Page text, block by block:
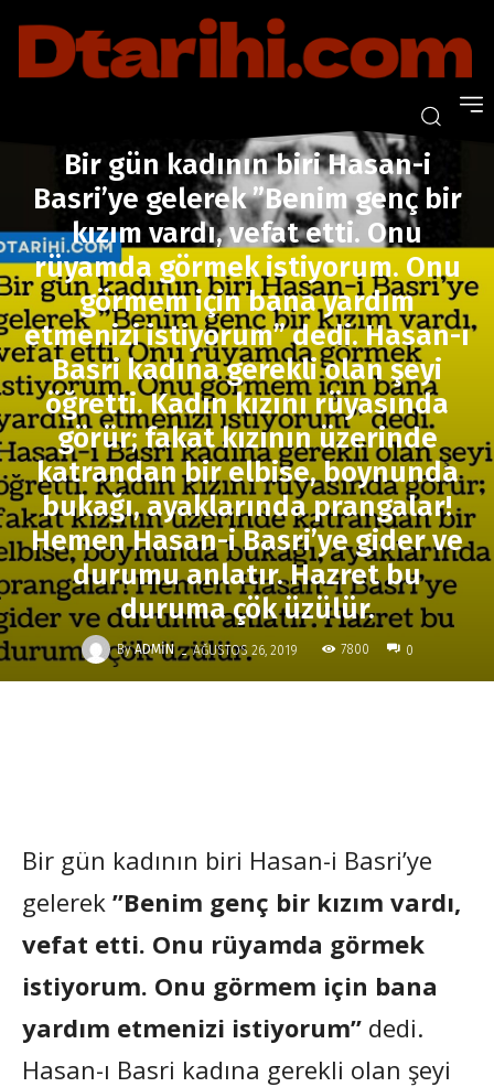
Dini Hikayeler
Bir gün kadının biri Hasan-i Basri'ye gelerek ''Benim
genç...
Bir gün kadının biri Hasan-i
Basri’ye gelerek ”Benim genç bir
kızım vardı, vefat etti. Onu
rüyamda görmek istiyorum. Onu
görmem için bana yardım
etmenizi istiyorum” dedi. Hasan-ı
Basri kadına gerekli olan şeyi
öğretti. Kadın kızını rüyasında
görür; fakat kızının üzerinde
katrandan bir elbise, boynunda
bukağı, ayaklarında prangalar!
Hemen Hasan-i Basri’ye gider ve
durumu anlatır. Hazret bu
duruma çök üzülür.
By ADMIN - AĞUSTOS 26, 2019 7800 0
Bir gün kadının biri Hasan-i Basri’ye
gelerek ”Benim genç bir kızım vardı,
vefat etti. Onu rüyamda görmek
istiyorum. Onu görmem için bana
yardım etmenizi istiyorum” dedi.
Hasan-ı Basri kadına gerekli olan şeyi